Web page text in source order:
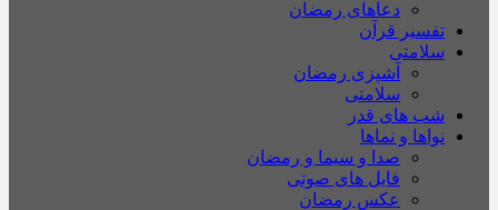
دعاهای رمضان
تفسیر قرآن
سلامتی
آشپزی رمضان
سلامتی
شب های قدر
نواها و نماها
صدا و سیما و رمضان
فایل های صوتی
عکس رمضان